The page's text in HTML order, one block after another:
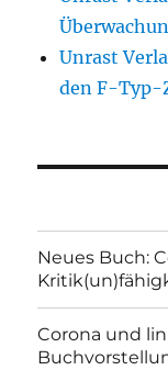
Unrast
den F-Typ-
Neues Buch:
Corona und